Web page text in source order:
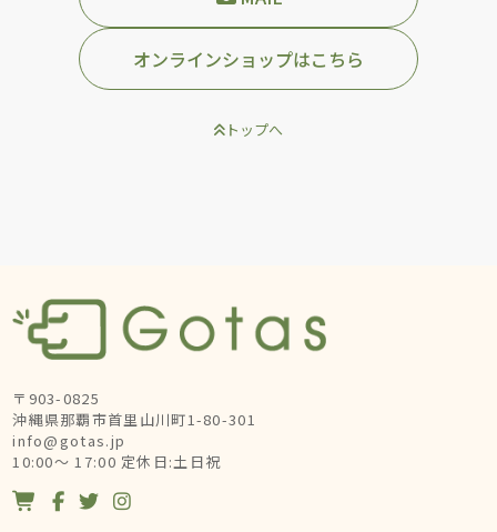
オンラインショップはこちら
トップへ
〒903-0825
沖縄県那覇市首里山川町1-80-301
info@gotas.jp
10:00～ 17:00 定休日:土日祝
   